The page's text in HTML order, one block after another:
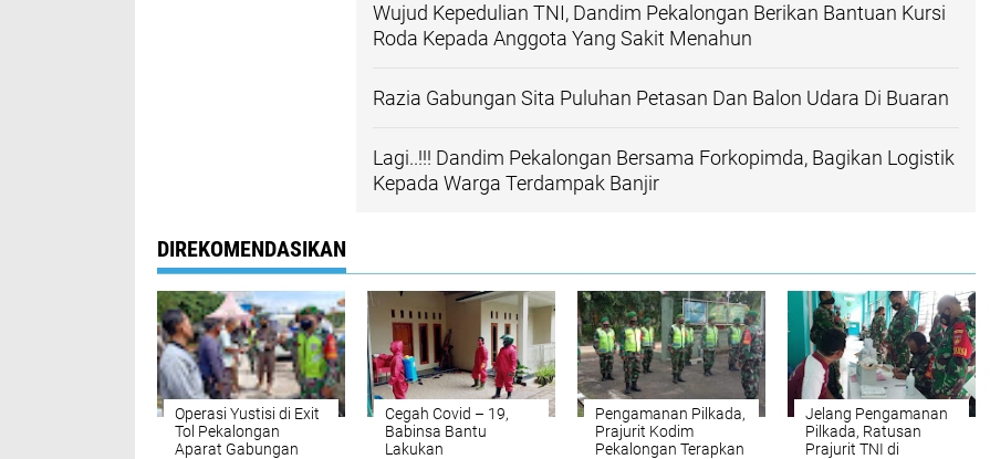
Wujud Kepedulian TNI, Dandim Pekalongan Berikan Bantuan Kursi
Roda Kepada Anggota Yang Sakit Menahun
Razia Gabungan Sita Puluhan Petasan Dan Balon Udara Di Buaran
Lagi..!!! Dandim Pekalongan Bersama Forkopimda, Bagikan Logistik
Kepada Warga Terdampak Banjir
DIREKOMENDASIKAN
Operasi Yustisi di Exit
Tol Pekalongan
Aparat Gabungan
Cegah Covid – 19,
Babinsa Bantu
Lakukan
Pengamanan Pilkada,
Prajurit Kodim
Pekalongan Terapkan
Jelang Pengamanan
Pilkada, Ratusan
Prajurit TNI di